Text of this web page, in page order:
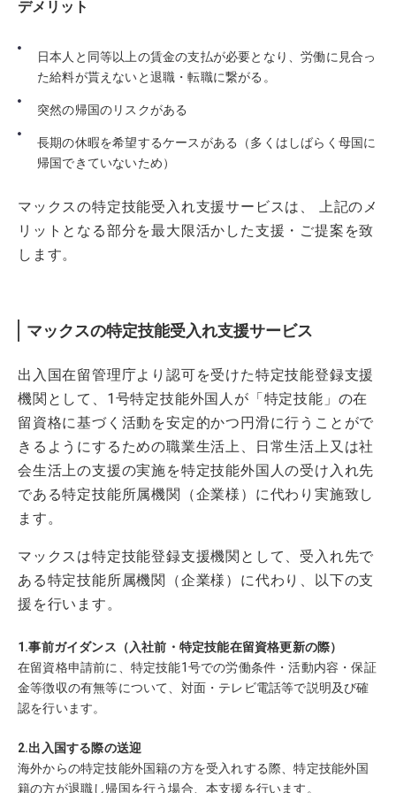
デメリット
日本人と同等以上の賃金の支払が必要となり、労働に見合っ
た給料が貰えないと退職・転職に繋がる。
突然の帰国のリスクがある
長期の休暇を希望するケースがある（多くはしばらく母国に
帰国できていないため）
マックスの特定技能受入れ支援サービスは、 上記のメ
リットとなる部分を最大限活かした支援・ご提案を致
します。
マックスの特定技能受入れ支援サービス
出入国在留管理庁より認可を受けた特定技能登録支援
機関として、1号特定技能外国人が「特定技能」の在
留資格に基づく活動を安定的かつ円滑に行うことがで
きるようにするための職業生活上、日常生活上又は社
会生活上の支援の実施を特定技能外国人の受け入れ先
である特定技能所属機関（企業様）に代わり実施致し
ます。
マックスは特定技能登録支援機関として、受入れ先で
ある特定技能所属機関（企業様）に代わり、以下の支
援を行います。
1.事前ガイダンス（入社前・特定技能在留資格更新の際）
在留資格申請前に、特定技能1号での労働条件・活動内容・保証
金等徴収の有無等について、対面・テレビ電話等で説明及び確
認を行います。
2.出入国する際の送迎
海外からの特定技能外国籍の方を受入れする際、特定技能外国
籍の方が退職し帰国を行う場合、本支援を行います。